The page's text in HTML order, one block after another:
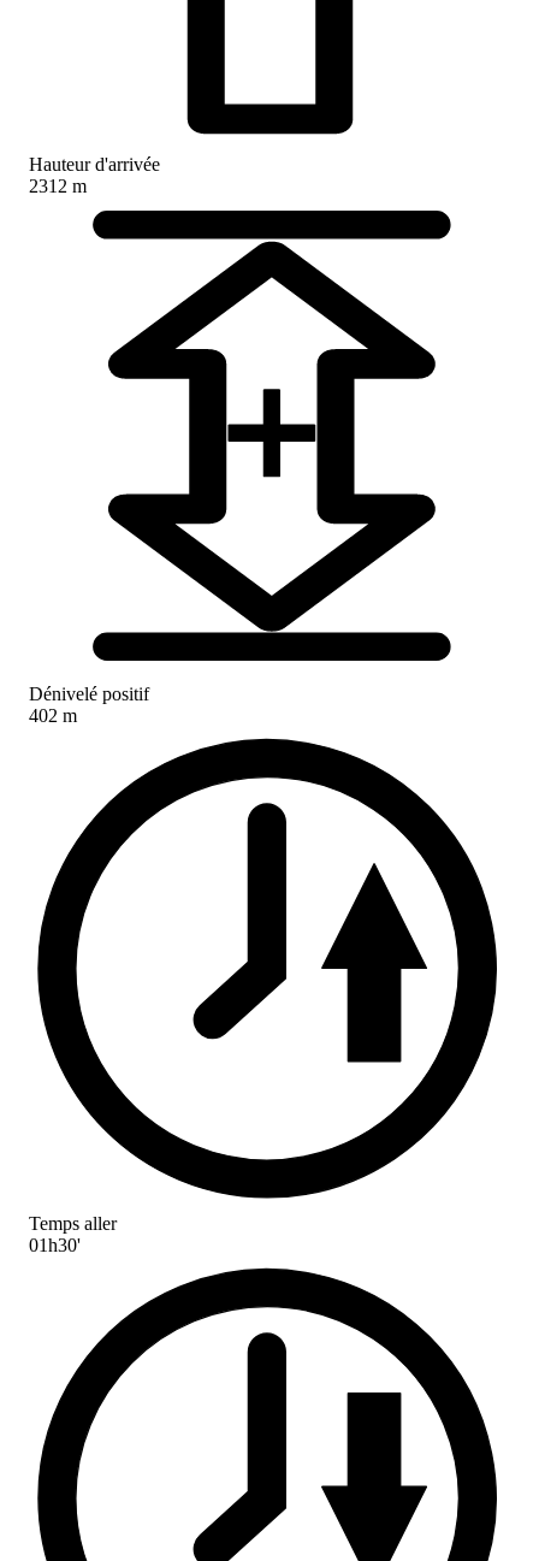
Hauteur d'arrivée
2312 m
Dénivelé positif
402 m
Temps aller
01h30'